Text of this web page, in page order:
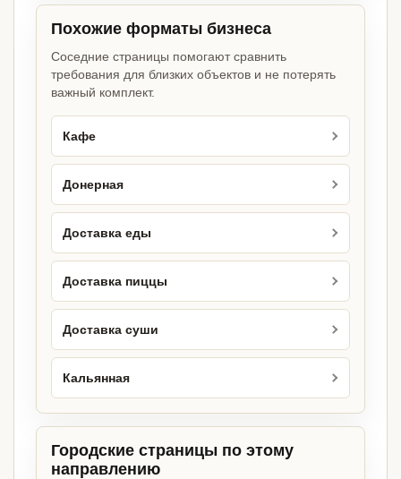
Похожие форматы бизнеса
Соседние страницы помогают сравнить
требования для близких объектов и не потерять
важный комплект.
Кафе
Донерная
Доставка еды
Доставка пиццы
Доставка суши
Кальянная
Городские страницы по этому
направлению